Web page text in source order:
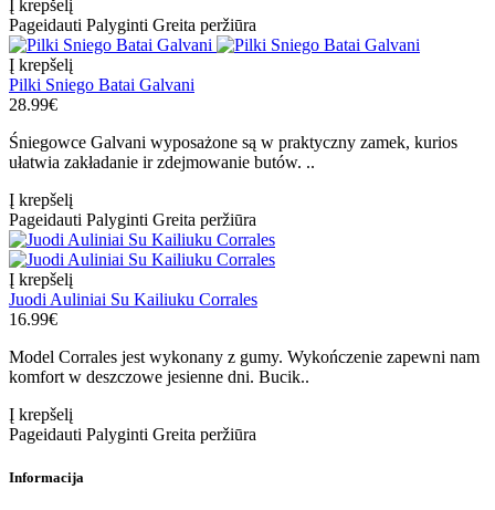
Į krepšelį
Pageidauti Palyginti Greita peržiūra
Į krepšelį
Pilki Sniego Batai Galvani
28.99€
Śniegowce Galvani wyposażone są w praktyczny zamek, kurios
ułatwia zakładanie ir zdejmowanie butów. ..
Į krepšelį
Pageidauti Palyginti Greita peržiūra
Į krepšelį
Juodi Auliniai Su Kailiuku Corrales
16.99€
Model Corrales jest wykonany z gumy. Wykończenie zapewni nam
komfort w deszczowe jesienne dni. Bucik..
Į krepšelį
Pageidauti Palyginti Greita peržiūra
Informacija